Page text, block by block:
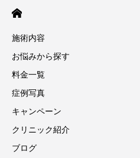
施術内容
お悩みから探す
料金一覧
症例写真
キャンペーン
クリニック紹介
ブログ